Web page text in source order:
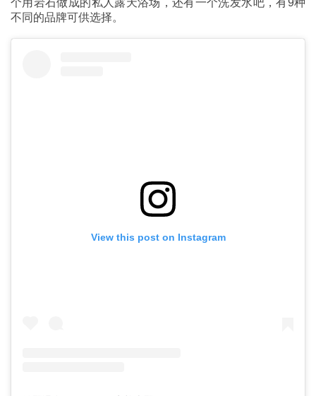
个用岩石做成的私人露天浴场，还有一个洗发水吧，有9种
不同的品牌可供选择。
View this post on Instagram